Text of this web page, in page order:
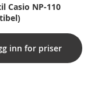
Casio NP-110
inn for priser